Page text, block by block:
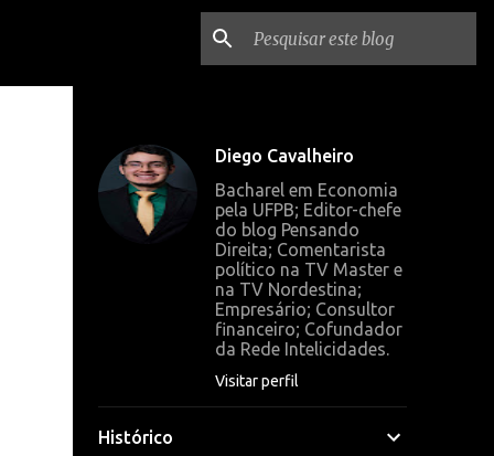
Diego Cavalheiro
Bacharel em Economia
pela UFPB; Editor-chefe
do blog Pensando
Direita; Comentarista
político na TV Master e
na TV Nordestina;
Empresário; Consultor
financeiro; Cofundador
da Rede Intelicidades.
Visitar perfil
Histórico